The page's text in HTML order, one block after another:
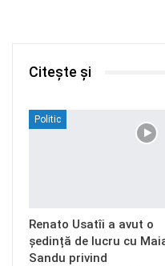
Citește și
Politic
Renato Usatîi a avut o
ședință de lucru cu
Sandu privind